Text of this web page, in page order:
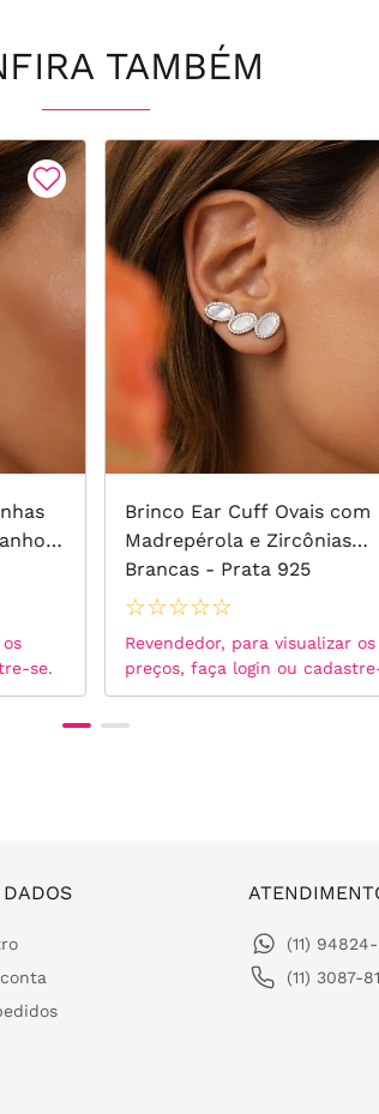
TAMBÉM
se.
Brinco Ear Cuff Ovais com
Madrepérola e Zircônias
Brancas - Prata 925
☆☆☆☆☆
Revendedor, para visualizar os
preços, faça login ou
(11)
(11) 3087-